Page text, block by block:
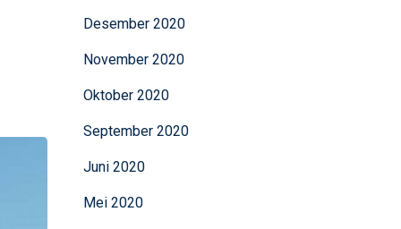
Desember 2020
November 2020
Oktober 2020
September 2020
Juni 2020
Mei 2020